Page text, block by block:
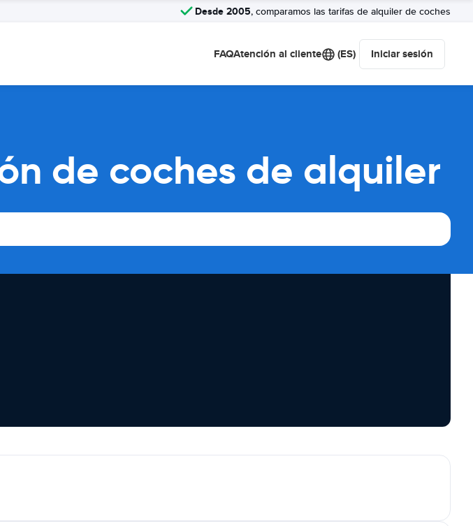
Desde 2005, comparamos las tarifas de alquiler de coches
FAQAtención al cliente (ES) Iniciar sesión
de coches de alquiler